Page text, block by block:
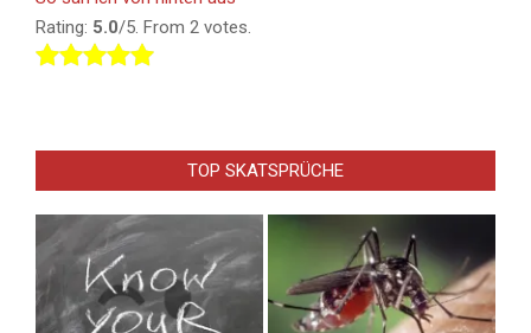
Rating: 5.0/5. From 2 votes.
TOP SKATSPRÜCHE